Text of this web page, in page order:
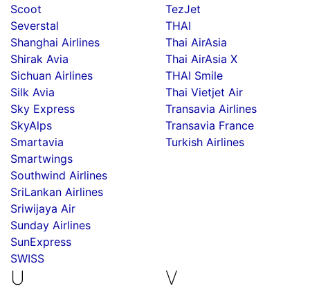
Scoot
Severstal
Shanghai Airlines
Shirak Avia
Sichuan Airlines
Silk Avia
Sky Express
SkyAlps
Smartavia
Smartwings
Southwind Airlines
SriLankan Airlines
Sriwijaya Air
Sunday Airlines
SunExpress
SWISS
TezJet
THAI
Thai AirAsia
Thai AirAsia X
THAI Smile
Thai Vietjet Air
Transavia Airlines
Transavia France
Turkish Airlines
U V